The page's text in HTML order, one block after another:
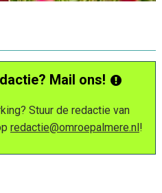
Mail ons!
Stuur de redactie van
redactie@omroepalmere.nl!